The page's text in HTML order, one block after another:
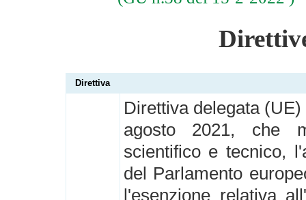
Direttiva
Direttiva delegata
agosto 2021, che
scientifico e tecnico,
del Parlamento
l'esenzione relativa